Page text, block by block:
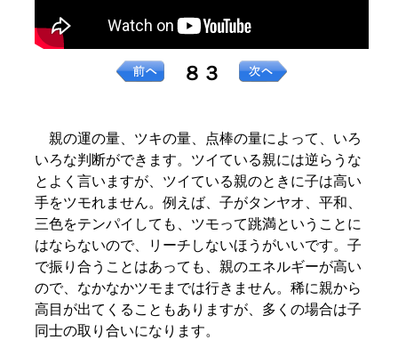
８３
親の運の量、ツキの量、点棒の量によって、いろ
いろな判断ができます。ツイている親には逆らうな
とよく言いますが、ツイている親のときに子は高い
手をツモれません。例えば、子がタンヤオ、平和、
三色をテンパイしても、ツモって跳満ということに
はならないので、リーチしないほうがいいです。子
で振り合うことはあっても、親のエネルギーが高い
ので、なかなかツモまでは行きません。稀に親から
高目が出てくることもありますが、多くの場合は子
同士の取り合いになります。